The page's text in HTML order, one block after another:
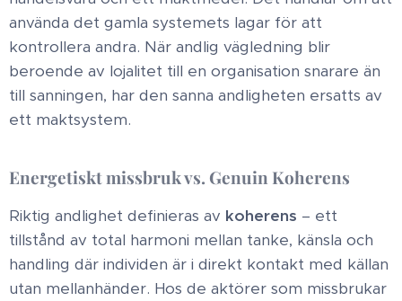
använda det gamla systemets lagar för att
kontrollera andra. När andlig vägledning blir
beroende av lojalitet till en organisation snarare än
till sanningen, har den sanna andligheten ersatts av
ett maktsystem. ​
Energetiskt missbruk vs. Genuin Koherens
Riktig andlighet definieras av koherens – ett
tillstånd av total harmoni mellan tanke, känsla och
handling där individen är i direkt kontakt med källan
utan mellanhänder. Hos de aktörer som missbrukar